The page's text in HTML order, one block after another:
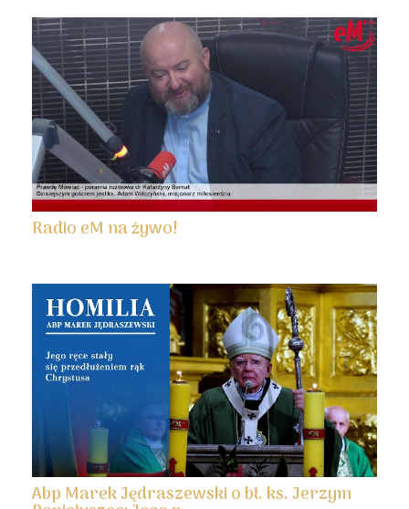
Radio eM na żywo!
Abp Marek Jędraszewski o bł. ks. Jerzym